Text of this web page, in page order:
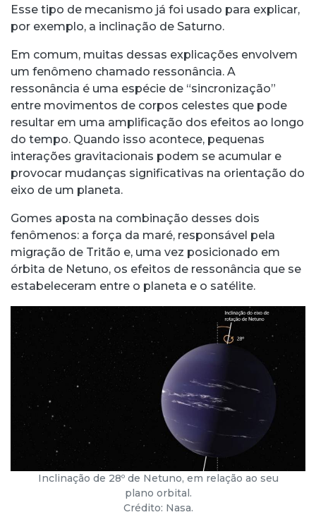
Esse tipo de mecanismo já foi usado para explicar,
por exemplo, a inclinação de Saturno.
Em comum, muitas dessas explicações envolvem
um fenômeno chamado ressonância. A
ressonância é uma espécie de “sincronização”
entre movimentos de corpos celestes que pode
resultar em uma amplificação dos efeitos ao longo
do tempo. Quando isso acontece, pequenas
interações gravitacionais podem se acumular e
provocar mudanças significativas na orientação do
eixo de um planeta.
Gomes aposta na combinação desses dois
fenômenos: a força da maré, responsável pela
migração de Tritão e, uma vez posicionado em
órbita de Netuno, os efeitos de ressonância que se
estabeleceram entre o planeta e o satélite.
Inclinação de 28º de Netuno, em relação ao seu
plano orbital.
Crédito: Nasa.